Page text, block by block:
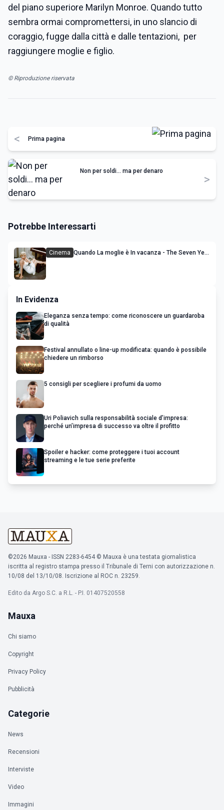
del piano superiore Marilyn Monroe. Quando tutto
sembra ormai compromettersi, in uno slancio di
coraggio, fugge dalla città e dalle tentazioni, per
raggiungere moglie e figlio.
© Riproduzione riservata
< Prima pagina
Non per soldi... ma per denaro
>
Potrebbe Interessarti
Cinema Quando La moglie è In vacanza - The Seven Year
In Evidenza
Eleganza senza tempo: come riconoscere un guardaroba
di qualità
Festival annullato o line-up modificata: quando è possibile
chiedere un rimborso
5 consigli per scegliere i profumi da uomo
Uri Poliavich sulla responsabilità sociale d’impresa:
perché un’impresa di successo va oltre il profitto
Spoiler e hacker: come proteggere i tuoi account
streaming e le tue serie preferite
©2026 Mauxa - ISSN 2283-6454 © Mauxa è una testata giornalistica
iscritta al registro stampa presso il Tribunale di Terni con autorizzazione n.
10/08 del 13/10/08. Iscrizione al ROC n. 23259.
Edito da Argo S.C. a R.L. - P.I. 01407520558
Mauxa
Chi siamo
Copyright
Privacy Policy
Pubblicità
Categorie
News
Recensioni
Interviste
Video
Immagini